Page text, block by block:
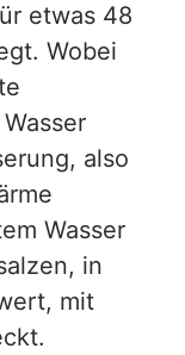
etwas 48
Wobei
also
Wasser
in
mit